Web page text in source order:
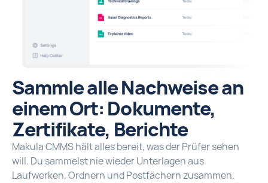
Sammle alle Nachweise an
einem Ort: Dokumente,
Zertifikate, Berichte
Makula CMMS hält alles bereit, was der Prüfer sehen
will. Du sammelst nie wieder Unterlagen aus
Laufwerken, Ordnern und Postfächern zusammen.